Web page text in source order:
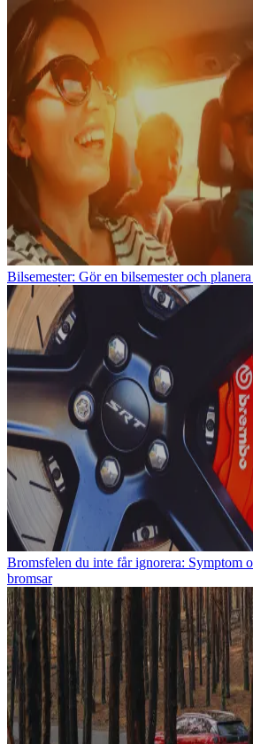
Bilsemester: Gör en bilsemester och
Bromsfelen du inte får ignorera: Symptom
bromsar